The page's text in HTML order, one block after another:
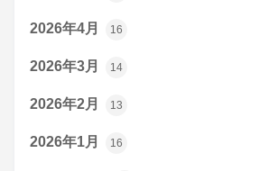
2026年4月 16
2026年3月 14
2026年2月 13
2026年1月 16